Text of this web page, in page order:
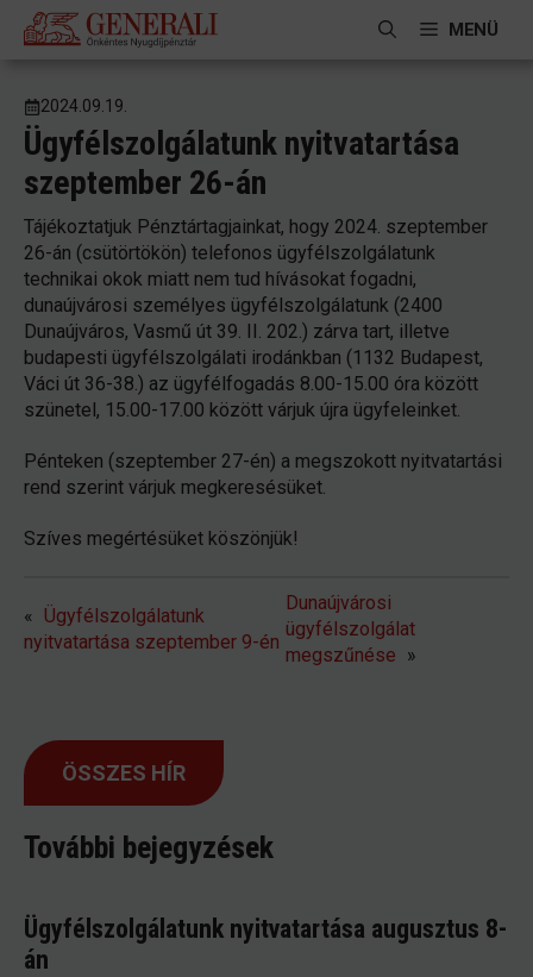
Kilépés
MENÜ
2024.09.19.
Ügyfélszolgálatunk nyitvatartása
szeptember 26-án
Tájékoztatjuk Pénztártagjainkat, hogy 2024. szeptember
26-án (csütörtökön) telefonos ügyfélszolgálatunk
technikai okok miatt nem tud hívásokat fogadni,
dunaújvárosi személyes ügyfélszolgálatunk (2400
Dunaújváros, Vasmű út 39. II. 202.) zárva tart, illetve
budapesti ügyfélszolgálati irodánkban (1132 Budapest,
Váci út 36-38.) az ügyfélfogadás 8.00-15.00 óra között
szünetel, 15.00-17.00 között várjuk újra ügyfeleinket.
Pénteken (szeptember 27-én) a megszokott nyitvatartási
rend szerint várjuk megkeresésüket.
Szíves megértésüket köszönjük!
« Ügyfélszolgálatunk
nyitvatartása szeptember 9-én
Dunaújvárosi
ügyfélszolgálat
megszűnése »
ÖSSZES HÍR
További bejegyzések
Ügyfélszolgálatunk nyitvatartása augusztus 8-
án